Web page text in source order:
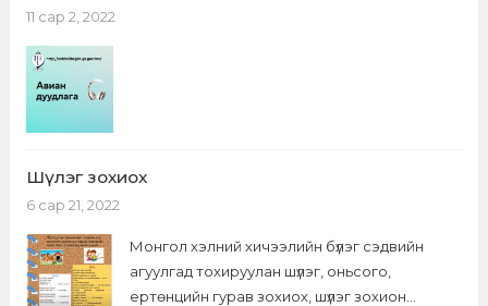
11 сар 2, 2022
Шүлэг зохиох
6 сар 21, 2022
Монгол хэлний хичээлийн бүлэг сэдвийн
агуулгад тохируулан шүлэг, оньсого,
ертөнцийн гурав зохиох, шүлэг зохион